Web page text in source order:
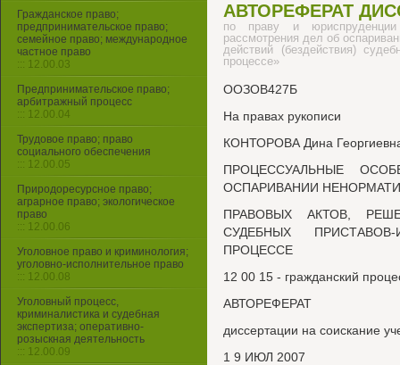
АВТОРЕФЕРАТ
по праву и
рассмотрения дел об
действий (бездействия)
процессе»
ООЗОВ427Б
На правах рукописи
КОНТОРОВА Дина
ПРОЦЕССУАЛЬНЫЕ
ОСПАРИВАНИИ
ПРАВОВЫХ АКТОВ,
СУДЕБНЫХ
ПРОЦЕССЕ
12 00 15 - гражданский
АВТОРЕФЕРАТ
диссертации на соискание
1 9 ИЮЛ 2007
Гражданское право;
предпринимательское право;
семейное право; международное
частное право
::: 12.00.03
Предпринимательское право;
арбитражный процесс
::: 12.00.04
Трудовое право; право
социального обеспечения
::: 12.00.05
Природоресурсное право;
аграрное право; экологическое
право
::: 12.00.06
Уголовное право и криминология;
уголовно-исполнительное право
::: 12.00.08
Уголовный процесс,
криминалистика и судебная
экспертиза; оперативно-
розыскная деятельность
::: 12.00.09